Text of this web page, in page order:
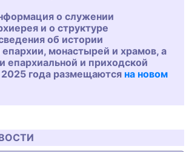
о служении
и о структуре
об истории
монастырей и храмов, а
епархиальной и приходской
года размещаются на новом